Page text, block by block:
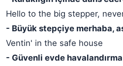
Hello to the big stepper,
- Büyük stepçiye merhaba,
Ventin' in the safe house
- Güvenli evde havalandırma